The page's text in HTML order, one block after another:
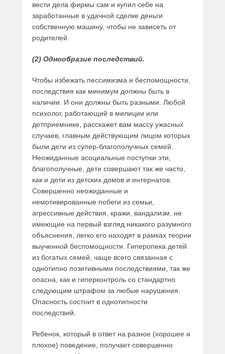
вести дела фирмы сам и купил себе на
заработанные в удачной сделке деньги
собственную машину, чтобы не зависеть от
родителей.
(2) Однообразие последствий.
Чтобы избежать пессимизма и беспомощности,
последствия как минимум должны быть в
наличии. И они должны быть разными. Любой
психолог, работающий в милиции или
детприемнике, расскажет вам массу ужасных
случаев, главным действующим лицом которых
были дети из супер-благополучных семей.
Неожиданные асоциальные поступки эти,
благополучные, дети совершают так же часто,
как и дети из детских домов и интернатов.
Совершенно неожиданные и
немотивированные побеги из семьи,
агрессивные действия, кражи, вандализм, не
имеющие на первый взгляд никакого разумного
объяснения, легко его находят в рамках теории
выученной беспомощности. Гиперопека детей
из богатых семей, чаще всего связанная с
однотипно позитивными последствиями, так же
опасна, как и гиперконтроль со стандартно
следующим штрафом за любые нарушения.
Опасность состоит в однотипности
последствий.
Ребенок, который в ответ на разное (хорошее и
плохое) поведение, получает совершенно